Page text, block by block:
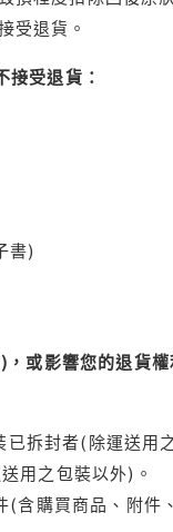
受退貨。
受退貨：
書)
或影響您的退貨
拆封者(除運送用
用之包裝以外)。
含購買商品、附件